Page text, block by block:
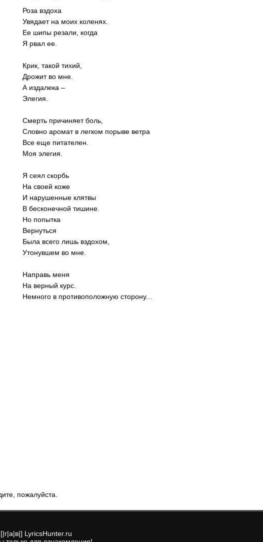
Роза вздоха
Увядает на моих коленях.
Ее шипы резали, когда
Я рвал ее.
Крик, такой тихий,
Дрожит во мне.
А издалека –
Элегия.
Смерть причиняет боль,
Словно аромат в легком порыве ветра
Все еще питателен.
Моя элегия.
Я сеял скорбь
На своей коже
И нарушенные клятвы
В бесконечной тишине.
Но попытка
Вернуться
Была всего лишь вздохом,
Утонувшем во мне.
Направь меня
На верный курс.
Немного в противоположную сторону...
пожалуйста.
LyricsHunter.ru